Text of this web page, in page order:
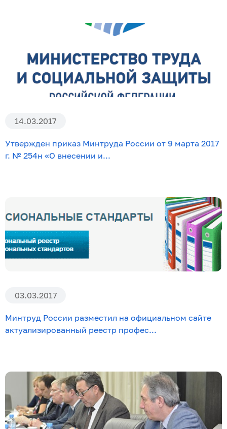
14.03.2017
Утвержден приказ Минтруда России от 9 марта 2017
г. № 254н «О внесении и...
03.03.2017
Минтруд России разместил на официальном сайте
актуализированный реестр профес...